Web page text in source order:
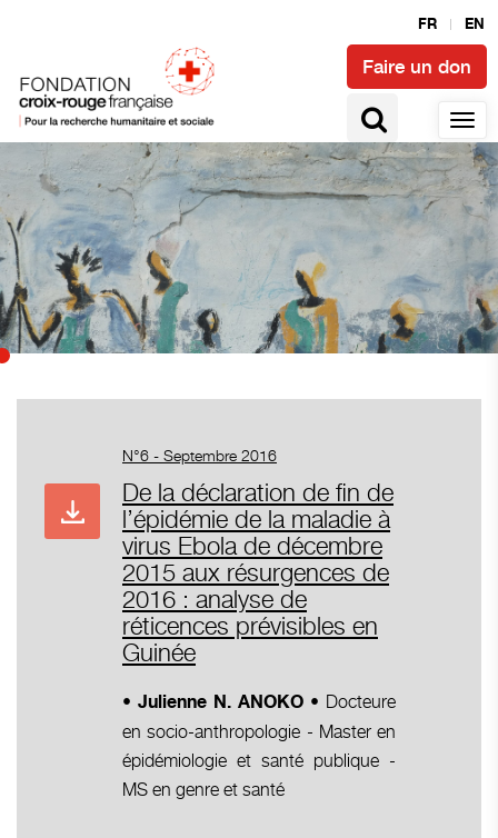
FR EN
Faire un don
N°6 - Septembre 2016
De la déclaration de fin de
l’épidémie de la maladie à
virus Ebola de décembre
2015 aux résurgences de
2016 : analyse de
réticences prévisibles en
Guinée
• Julienne N. ANOKO • Docteure
en socio-anthropologie - Master en
épidémiologie et santé publique -
MS en genre et santé